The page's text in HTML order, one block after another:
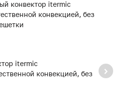
itermic
конвекцией, без